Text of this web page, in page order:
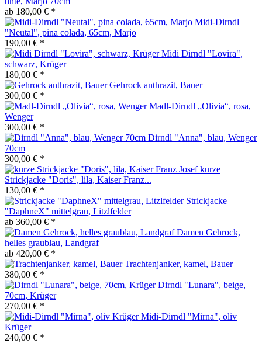
ab 180,00 € *
Midi-Dirndl
"Neutal", pina colada, 65cm, Marjo
190,00 € *
Midi Dirndl "Lovira",
schwarz, Krüger
180,00 € *
Gehrock anthrazit, Bauer
300,00 € *
Madl-Dirndl „Olivia“, rosa,
Wenger
300,00 € *
Dirndl "Anna", blau, Wenger
70cm
300,00 € *
kurze
Strickjacke "Doris", lila, Kaiser Franz...
130,00 € *
Strickjacke
"DaphneX" mittelgrau, Litzlfelder
ab 360,00 € *
Damen Gehrock,
helles graublau, Landgraf
ab 420,00 € *
Trachtenjanker, kamel, Bauer
380,00 € *
Dirndl "Lunara", beige,
70cm, Krüger
270,00 € *
Midi-Dirndl "Mirna", oliv
Krüger
240,00 € *